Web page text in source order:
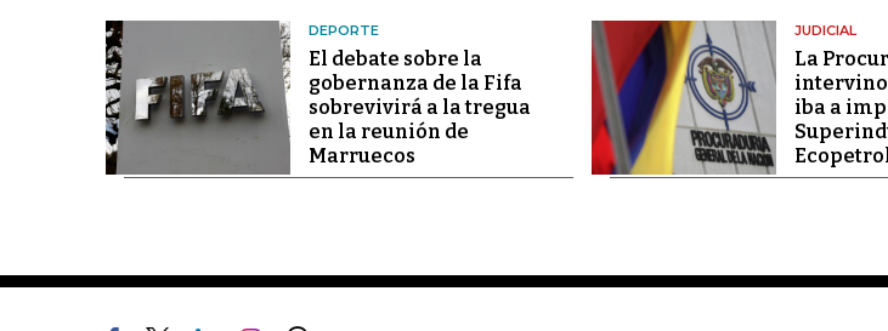
DEPORTE
El debate sobre la
gobernanza de la Fifa
sobrevivirá a la tregua
en la reunión de
Marruecos
JUDICIAL
La
intervino
iba a